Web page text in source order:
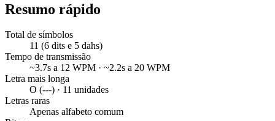
Resumo rápido
Total de símbolos
11 (6 dits e 5 dahs)
Tempo de transmissão
~3.7s a 12 WPM · ~2.2s a 20 WPM
Letra mais longa
O (---) · 11 unidades
Letras raras
Apenas alfabeto comum